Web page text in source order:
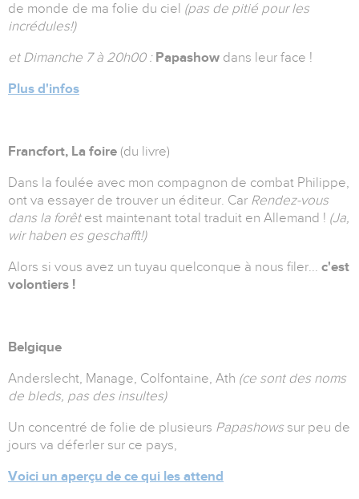
de monde de ma folie du ciel (pas de pitié pour les
incrédules!)
et Dimanche 7 à 20h00 : Papashow dans leur face !
Plus d'infos
Francfort, La foire (du livre)
Dans la foulée avec mon compagnon de combat Philippe,
ont va essayer de trouver un éditeur. Car Rendez-vous
dans la forêtest maintenant total traduit en Allemand ! (Ja,
wir haben es geschafft!)
Alors si vous avez un tuyau quelconque à nous filer... c'est
volontiers !
Belgique
Anderslecht, Manage, Colfontaine, Ath (ce sont des noms
de bleds, pas des insultes)
Un concentré de folie de plusieurs Papashowssur peu de
jours va déferler sur ce pays,
Voici un aperçu de ce qui les attend